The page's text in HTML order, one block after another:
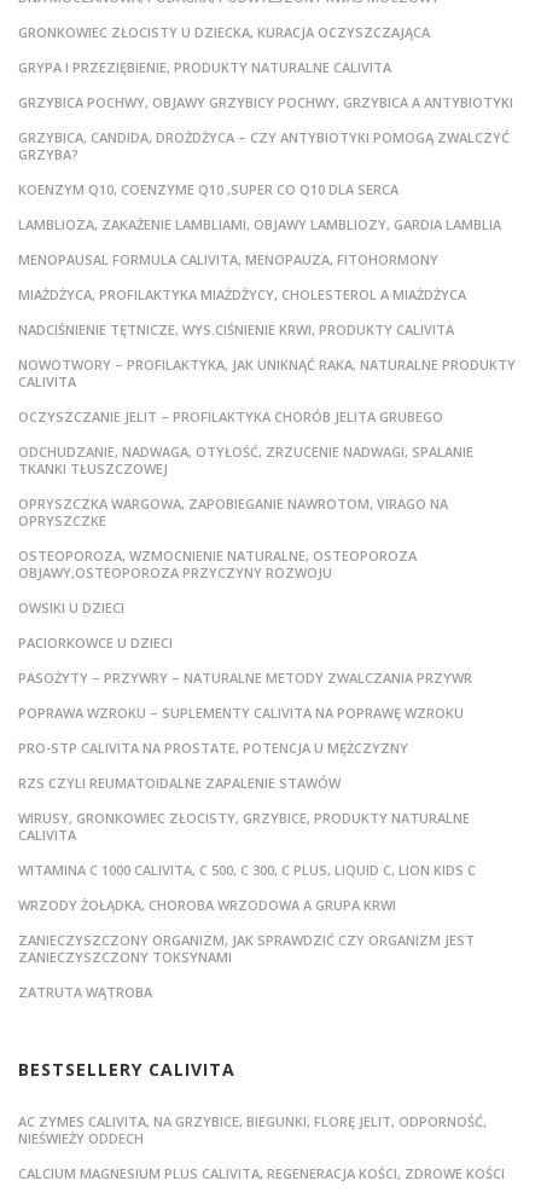
GRONKOWIEC ZŁOCISTY U DZIECKA, KURACJA OCZYSZCZAJĄCA
GRYPA I PRZEZIĘBIENIE, PRODUKTY NATURALNE CALIVITA
GRZYBICA POCHWY, OBJAWY GRZYBICY POCHWY, GRZYBICA A ANTYBIOTYKI
GRZYBICA, CANDIDA, DROŻDŻYCA – CZY ANTYBIOTYKI POMOGĄ ZWALCZYĆ
GRZYBA?
KOENZYM Q10, COENZYME Q10 ,SUPER CO Q10 DLA SERCA
LAMBLIOZA, ZAKAŻENIE LAMBLIAMI, OBJAWY LAMBLIOZY, GARDIA LAMBLIA
MENOPAUSAL FORMULA CALIVITA, MENOPAUZA, FITOHORMONY
MIAŻDŻYCA, PROFILAKTYKA MIAŻDŻYCY, CHOLESTEROL A MIAŻDŻYCA
NADCIŚNIENIE TĘTNICZE, WYS.CIŚNIENIE KRWI, PRODUKTY CALIVITA
NOWOTWORY – PROFILAKTYKA, JAK UNIKNĄĆ RAKA, NATURALNE PRODUKTY
CALIVITA
OCZYSZCZANIE JELIT – PROFILAKTYKA CHORÓB JELITA GRUBEGO
ODCHUDZANIE, NADWAGA, OTYŁOŚĆ, ZRZUCENIE NADWAGI, SPALANIE
TKANKI TŁUSZCZOWEJ
OPRYSZCZKA WARGOWA, ZAPOBIEGANIE NAWROTOM, VIRAGO NA
OPRYSZCZKE
OSTEOPOROZA, WZMOCNIENIE NATURALNE, OSTEOPOROZA
OBJAWY,OSTEOPOROZA PRZYCZYNY ROZWOJU
OWSIKI U DZIECI
PACIORKOWCE U DZIECI
PASOŻYTY – PRZYWRY – NATURALNE METODY ZWALCZANIA PRZYWR
POPRAWA WZROKU – SUPLEMENTY CALIVITA NA POPRAWĘ WZROKU
PRO-STP CALIVITA NA PROSTATE, POTENCJA U MĘŻCZYZNY
RZS CZYLI REUMATOIDALNE ZAPALENIE STAWÓW
WIRUSY, GRONKOWIEC ZŁOCISTY, GRZYBICE, PRODUKTY NATURALNE
CALIVITA
WITAMINA C 1000 CALIVITA, C 500, C 300, C PLUS, LIQUID C, LION KIDS C
WRZODY ŻOŁĄDKA, CHOROBA WRZODOWA A GRUPA KRWI
ZANIECZYSZCZONY ORGANIZM, JAK SPRAWDZIĆ CZY ORGANIZM JEST
ZANIECZYSZCZONY TOKSYNAMI
ZATRUTA WĄTROBA
BESTSELLERY CALIVITA
AC ZYMES CALIVITA, NA GRZYBICE, BIEGUNKI, FLORĘ JELIT, ODPORNOŚĆ,
NIEŚWIEŻY ODDECH
CALCIUM MAGNESIUM PLUS CALIVITA, REGENERACJA KOŚCI, ZDROWE KOŚCI